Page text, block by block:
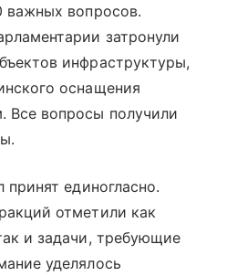
важных вопросов.
затронули
инфраструктуры,
оснащения
вопросы получили
принят единогласно.
отметили как
и задачи, требующие
уделялось